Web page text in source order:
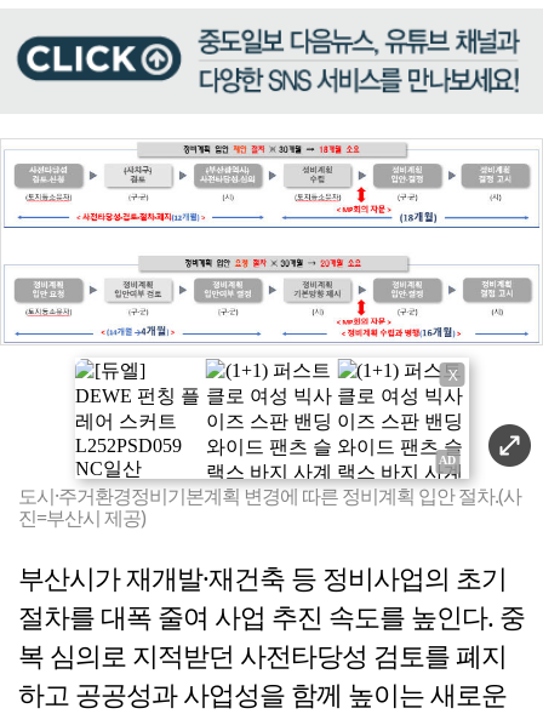
X
도시·주거환경정비기본계획 변경에 따른 정비계획 입안 절차.(사
진=부산시 제공)
부산시가 재개발·재건축 등 정비사업의 초기
절차를 대폭 줄여 사업 추진 속도를 높인다. 중
복 심의로 지적받던 사전타당성 검토를 폐지
하고 공공성과 사업성을 함께 높이는 새로운